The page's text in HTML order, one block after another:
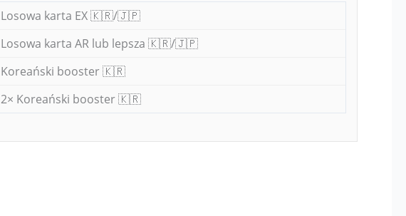
Losowa karta EX 🇰🇷/🇯🇵
Losowa karta AR lub lepsza 🇰🇷/🇯🇵
Koreański booster 🇰🇷
2× Koreański booster 🇰🇷